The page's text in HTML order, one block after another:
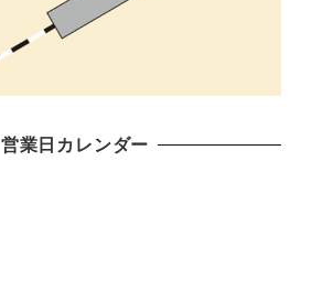
営業日カレンダー